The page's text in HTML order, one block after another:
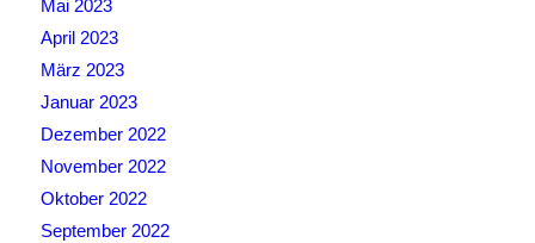
Mai 2023
April 2023
März 2023
Januar 2023
Dezember 2022
November 2022
Oktober 2022
September 2022